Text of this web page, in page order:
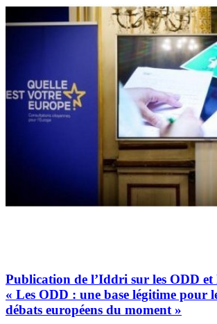
Publication de l’Iddri sur les ODD et
« Les ODD : une base légitime pour
débats européens du moment »